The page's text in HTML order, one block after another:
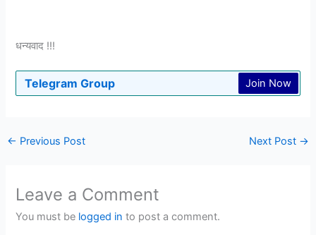
धन्यवाद !!!
Telegram Group Join Now
← Previous Post Next Post →
Leave a Comment
You must be logged in to post a comment.